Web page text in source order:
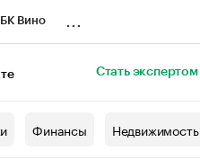
Вино
Стать экспертом
Финансы Недвижимость